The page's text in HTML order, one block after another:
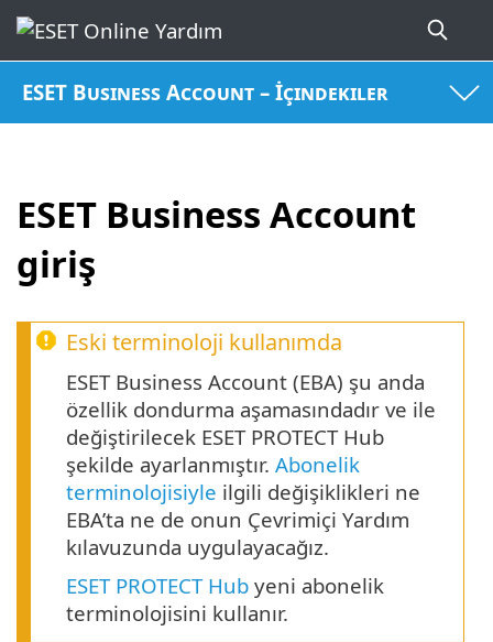
ESET Business Account – İçindekiler
ESET Business Account
giriş
Eski terminoloji kullanımda
ESET Business Account (EBA) şu anda
özellik dondurma aşamasındadır ve ile
değiştirilecek ESET PROTECT Hub
şekilde ayarlanmıştır. Abonelik
terminolojisiyle ilgili değişiklikleri ne
EBA’ta ne de onun Çevrimiçi Yardım
kılavuzunda uygulayacağız.
ESET PROTECT Hub yeni abonelik
terminolojisini kullanır.